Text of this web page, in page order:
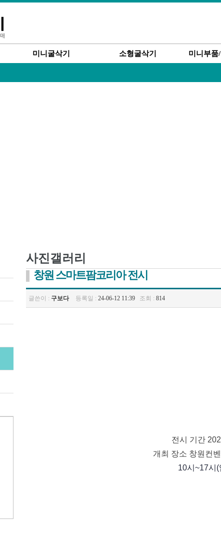
미니굴삭기 소형굴삭기 미니부품
사진갤러리
창원 스마트팜코리아 전시
글쓴이 : 구보다 등록일 : 24-06-12 11:39 조회 : 814
전시 기간
개최 장소 창원컨
10시~17시